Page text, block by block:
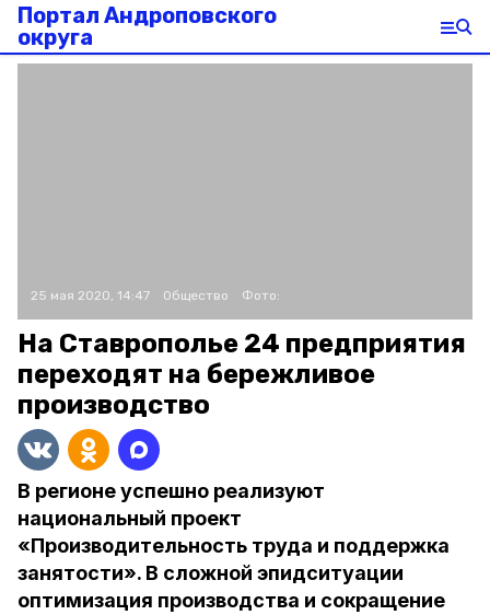
Портал Андроповского
округа
25 мая 2020, 14:47 Общество Фото:
На Ставрополье 24 предприятия
переходят на бережливое
производство
В регионе успешно реализуют
национальный проект
«Производительность труда и поддержка
занятости». В сложной эпидситуации
оптимизация производства и сокращение